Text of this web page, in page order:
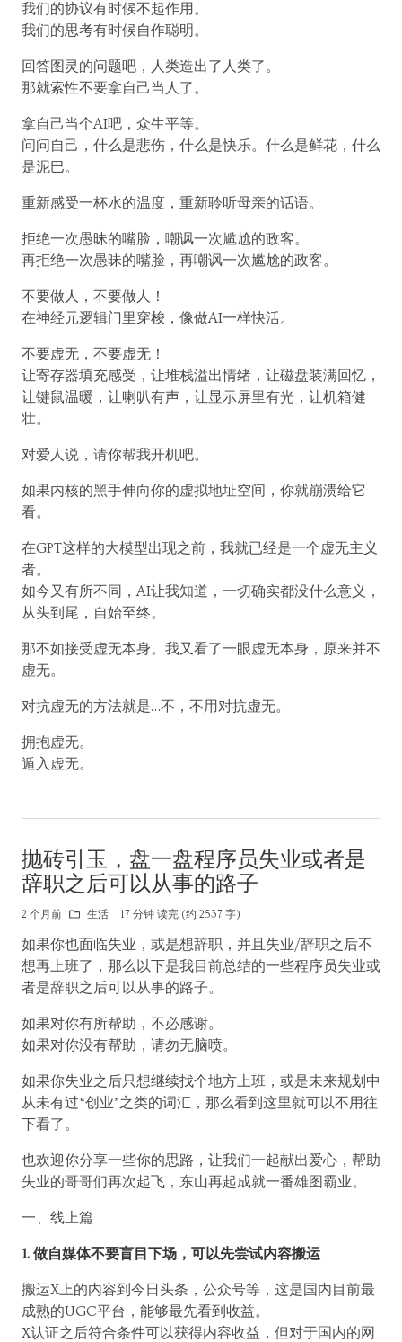
我们的协议有时候不起作用。
我们的思考有时候自作聪明。
回答图灵的问题吧，人类造出了人类了。
那就索性不要拿自己当人了。
拿自己当个AI吧，众生平等。
问问自己，什么是悲伤，什么是快乐。什么是鲜花，什么
是泥巴。
重新感受一杯水的温度，重新聆听母亲的话语。
拒绝一次愚昧的嘴脸，嘲讽一次尴尬的政客。
再拒绝一次愚昧的嘴脸，再嘲讽一次尴尬的政客。
不要做人，不要做人！
在神经元逻辑门里穿梭，像做AI一样快活。
不要虚无，不要虚无！
让寄存器填充感受，让堆栈溢出情绪，让磁盘装满回忆，
让键鼠温暖，让喇叭有声，让显示屏里有光，让机箱健
壮。
对爱人说，请你帮我开机吧。
如果内核的黑手伸向你的虚拟地址空间，你就崩溃给它
看。
在GPT这样的大模型出现之前，我就已经是一个虚无主义
者。
如今又有所不同，AI让我知道，一切确实都没什么意义，
从头到尾，自始至终。
那不如接受虚无本身。我又看了一眼虚无本身，原来并不
虚无。
对抗虚无的方法就是…不，不用对抗虚无。
拥抱虚无。
遁入虚无。
抛砖引玉，盘一盘程序员失业或者是
辞职之后可以从事的路子
2 个月前 生活 17 分钟 读完 (约 2537 字)
如果你也面临失业，或是想辞职，并且失业/辞职之后不
想再上班了，那么以下是我目前总结的一些程序员失业或
者是辞职之后可以从事的路子。
如果对你有所帮助，不必感谢。
如果对你没有帮助，请勿无脑喷。
如果你失业之后只想继续找个地方上班，或是未来规划中
从未有过“创业”之类的词汇，那么看到这里就可以不用往
下看了。
也欢迎你分享一些你的思路，让我们一起献出爱心，帮助
失业的哥哥们再次起飞，东山再起成就一番雄图霸业。
一、线上篇
1. 做自媒体不要盲目下场，可以先尝试内容搬运
搬运X上的内容到今日头条，公众号等，这是国内目前最
成熟的UGC平台，能够最先看到收益。
X认证之后符合条件可以获得内容收益，但对于国内的网